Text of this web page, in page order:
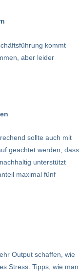
kommt
aber leider
sollte auch mit
geachtet werden, dass
unterstützt
maximal fünf
Output schaffen, wie
Stress. Tipps, wie man